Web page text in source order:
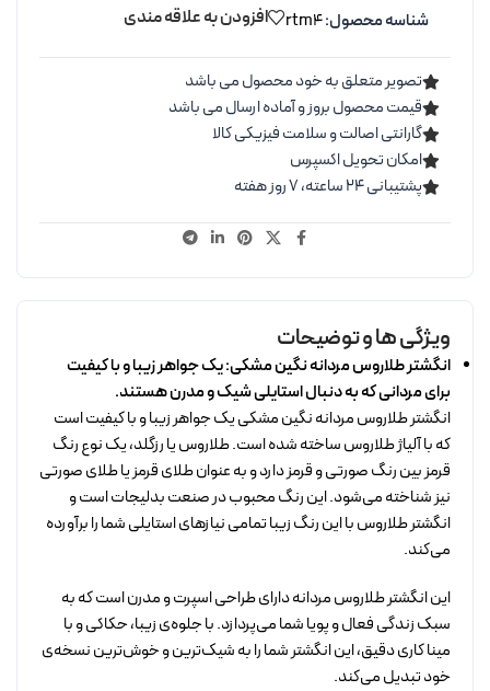
شناسه محصول:rtm4 افزودن به علاقه مندی
تصویر متعلق به خود محصول می باشد
قیمت محصول بروز و آماده ارسال می باشد
گارانتی اصالت و سلامت فیزیکی کالا
امکان تحویل اکسپرس
پشتیبانی ۲۴ ساعته، ۷ روز هفته
ویژگی ها و توضیحات
انگشتر طلاروس مردانه نگین مشکی: یک جواهر زیبا و با کیفیت
برای مردانی که به دنبال استایلی شیک و مدرن هستند.
انگشتر طلاروس مردانه نگین مشکی یک جواهر زیبا و با کیفیت است
که با آلیاژ طلاروس ساخته شده است. طلاروس یا رزگلد، یک نوع رنگ
قرمز بین رنگ صورتی و قرمز دارد و به عنوان طلای قرمز یا طلای صورتی
نیز شناخته می‌شود. این رنگ محبوب در صنعت بدلیجات است و
انگشتر طلاروس با این رنگ زیبا تمامی نیازهای استایلی شما را برآورده
می‌کند.
این انگشتر طلاروس مردانه دارای طراحی اسپرت و مدرن است که به
سبک زندگی فعال و پویا شما می‌پردازد. با جلوه‌ی زیبا، حکاکی و با
مینا کاری دقیق، این انگشتر شما را به شیک‌ترین و خوش‌ترین نسخه‌ی
خود تبدیل می‌کند.